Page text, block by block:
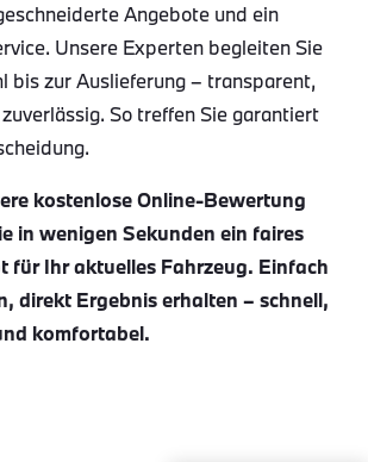
Angebote und ein
Unsere Experten begleiten Sie
bis zur Auslieferung – transparent,
So treffen Sie garantiert
kostenlose Online-Bewertung
in wenigen Sekunden ein faires
für Ihr aktuelles Fahrzeug. Einfach
direkt Ergebnis erhalten – schnell,
komfortabel.